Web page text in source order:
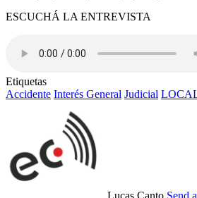
ESCUCHÁ LA ENTREVISTA
Etiquetas
Accidente Interés General Judicial
Lucas Canto Send